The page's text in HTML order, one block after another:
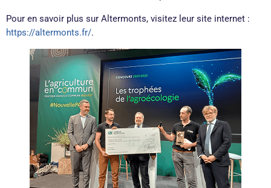
Pour en savoir plus sur Altermonts, visitez leur site internet :
https://altermonts.fr/.